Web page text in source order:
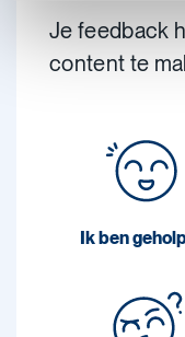
Je feedback
content te
Ik ben